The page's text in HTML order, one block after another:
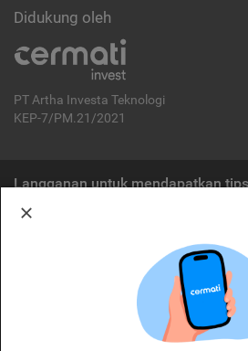
Didukung oleh
PT Artha Investa Teknologi
KEP-7/PM.21/2021
Langganan untuk mendapatkan
Cermati merupakan penyelenggara agregasi
OJK. Oleh karena itu, produk dan/atau layanan
ditawarkan bukan merupakan produk dan/
diterbitkan oleh Cermati dan Cermati tidak